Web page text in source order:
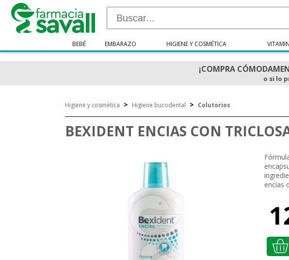
BEBÉ EMBARAZO HIGIENE Y COSMÉTICA
¡COMPRA
o si lo
Higiene y cosmética > Higiene bucodental > Colutorios
BEXIDENT ENCIAS CON
encías